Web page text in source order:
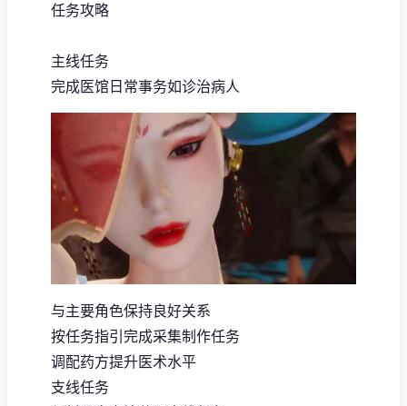
任务攻略
主线任务
完成医馆日常事务如诊治病人
与主要角色保持良好关系
按任务指引完成采集制作任务
调配药方提升医术水平
支线任务